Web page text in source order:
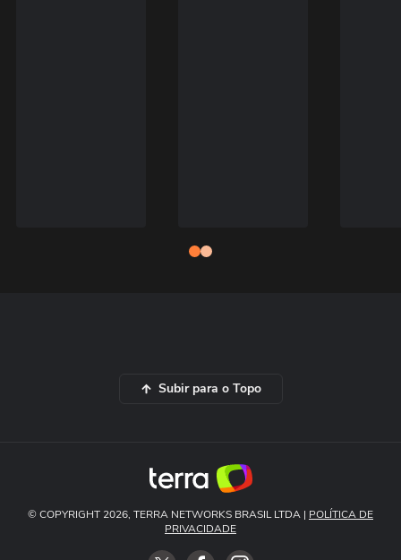
Subir para o Topo
© COPYRIGHT 2026, TERRA NETWORKS BRASIL LTDA | POLÍTICA DE
PRIVACIDADE